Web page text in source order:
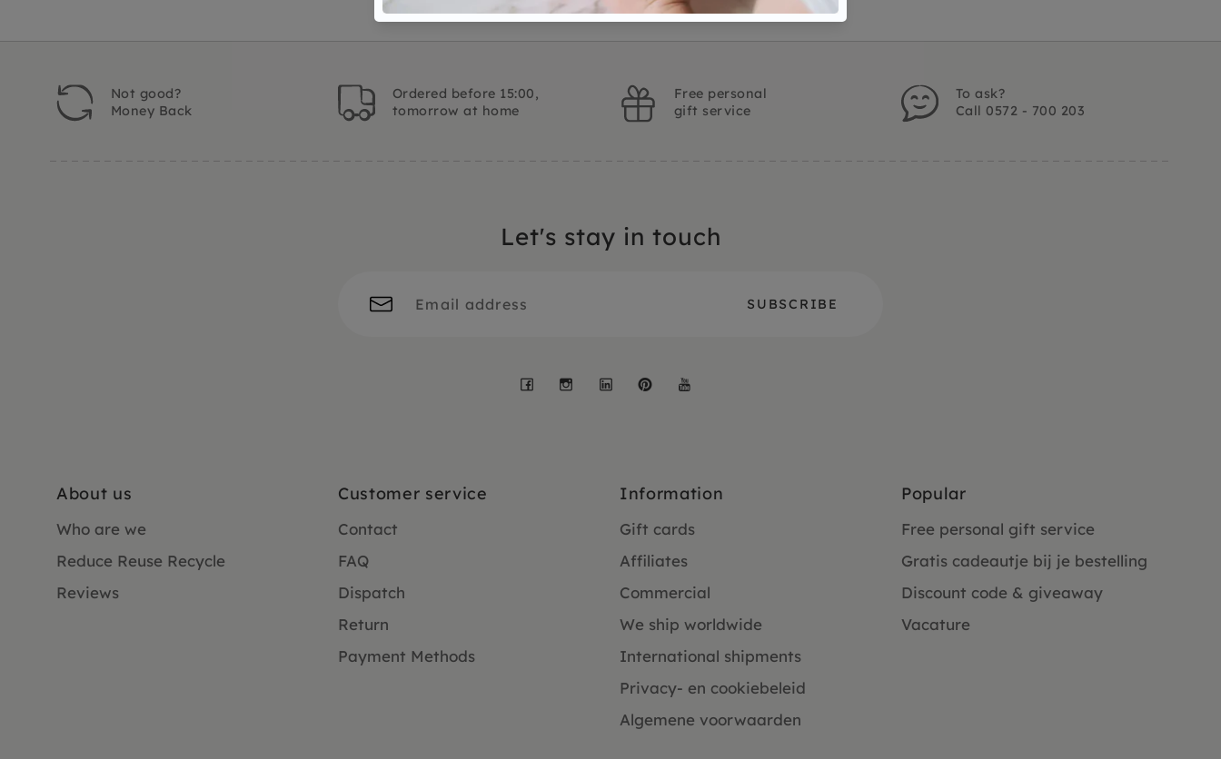
Not good?
Money Back
Ordered before 15:00,
tomorrow at home
Free personal
gift service
To ask?
Call 0572 - 700 203
Let's stay in touch
Facebook
Instagram
LinkedInPinterest
About us
Who are we
Reduce Reuse Recycle
Reviews
Customer service
Contact
FAQ
Dispatch
Return
Payment Methods
Information
Gift cards
Affiliates
Commercial
We ship worldwide
International shipments
Privacy- en cookiebeleid
Algemene voorwaarden
Popular
Free personal gift service
Gratis cadeautje bij je bestelling
Discount code & giveaway
Vacature